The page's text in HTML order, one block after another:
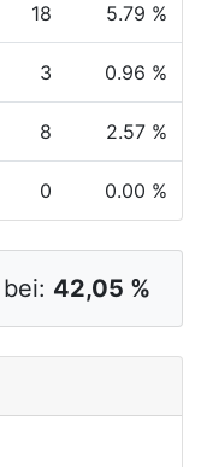
18 5.79 %
3 0.96 %
8 2.57 %
0 0.00 %
42,05 %